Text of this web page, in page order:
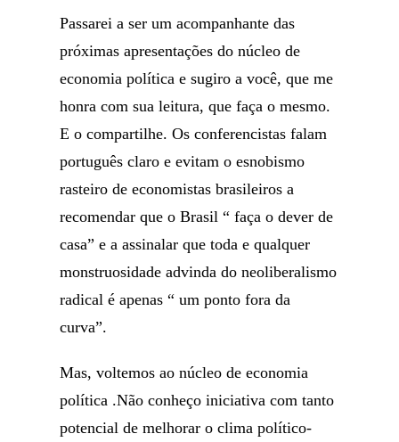
Passarei a ser um acompanhante das
próximas apresentações do núcleo de
economia política e sugiro a você, que me
honra com sua leitura, que faça o mesmo.
E o compartilhe. Os conferencistas falam
português claro e evitam o esnobismo
rasteiro de economistas brasileiros a
recomendar que o Brasil “ faça o dever de
casa” e a assinalar que toda e qualquer
monstruosidade advinda do neoliberalismo
radical é apenas “ um ponto fora da
curva”.
Mas, voltemos ao núcleo de economia
política .Não conheço iniciativa com tanto
potencial de melhorar o clima político-